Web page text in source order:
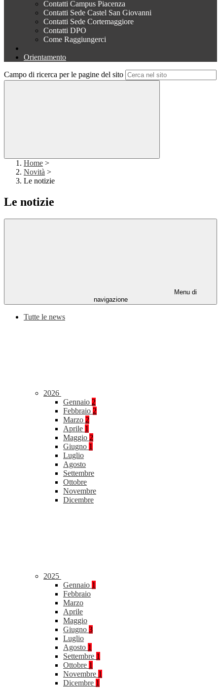
Contatti Campus Piacenza
Contatti Sede Castel San Giovanni
Contatti Sede Cortemaggiore
Contatti DPO
Come Raggiungerci
Orientamento
Campo di ricerca per le pagine del sito
Home >
Novità >
Le notizie
Le notizie
Menu di
navigazione
Tutte le news
2026
Gennaio 2
Febbraio 2
Marzo 2
Aprile 1
Maggio 2
Giugno 1
Luglio
Agosto
Settembre
Ottobre
Novembre
Dicembre
2025
Gennaio 1
Febbraio
Marzo
Aprile
Maggio
Giugno 3
Luglio
Agosto 1
Settembre 1
Ottobre 1
Novembre 1
Dicembre 1